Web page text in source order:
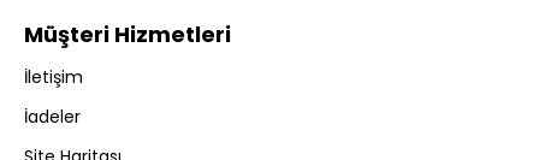
Müşteri Hizmetleri
İletişim
İadeler